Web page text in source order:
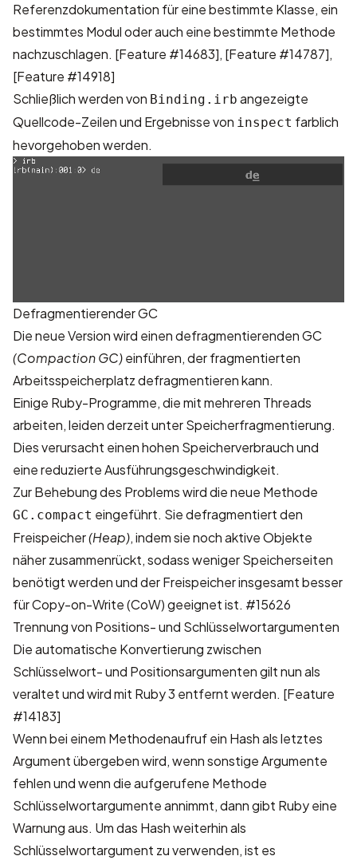
Referenzdokumentation für eine bestimmte Klasse, ein
bestimmtes Modul oder auch eine bestimmte Methode
nachzuschlagen. [Feature #14683], [Feature #14787],
[Feature #14918]
Schließlich werden von Binding.irb angezeigte
Quellcode-Zeilen und Ergebnisse von inspect farblich
hevorgehoben werden.
Defragmentierender GC
Die neue Version wird einen defragmentierenden GC
(Compaction GC)einführen, der fragmentierten
Arbeitsspeicherplatz defragmentieren kann.
Einige Ruby-Programme, die mit mehreren Threads
arbeiten, leiden derzeit unter Speicherfragmentierung.
Dies verursacht einen hohen Speicherverbrauch und
eine reduzierte Ausführungsgeschwindigkeit.
Zur Behebung des Problems wird die neue Methode
GC.compact eingeführt. Sie defragmentiert den
Freispeicher(Heap), indem sie noch aktive Objekte
näher zusammenrückt, sodass weniger Speicherseiten
benötigt werden und der Freispeicher insgesamt besser
für Copy-on-Write (CoW) geeignet ist. #15626
Trennung von Positions- und Schlüsselwortargumenten
Die automatische Konvertierung zwischen
Schlüsselwort- und Positionsargumenten gilt nun als
veraltet und wird mit Ruby 3 entfernt werden. [Feature
#14183]
Wenn bei einem Methodenaufruf ein Hash als letztes
Argument übergeben wird, wenn sonstige Argumente
fehlen und wenn die aufgerufene Methode
Schlüsselwortargumente annimmt, dann gibt Ruby eine
Warnung aus. Um das Hash weiterhin als
Schlüsselwortargument zu verwenden, ist es